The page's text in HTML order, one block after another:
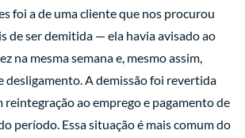
foi a de uma cliente que nos procurou
de ser demitida — ela havia avisado ao
na mesma semana e, mesmo assim,
desligamento. A demissão foi revertida
ao emprego e pagamento de
período. Essa situação é mais comum do